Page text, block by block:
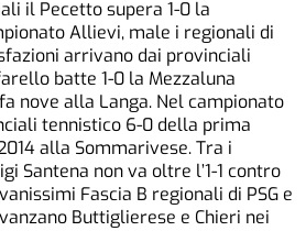
il Pecetto supera 1-0 la
Allievi, male i regionali di
arrivano dai provinciali
batte 1-0 la Mezzaluna
nove alla Langa. Nel campionato
tennistico 6-0 della prima
alla Sommarivese. Tra i
Santena non va oltre l’1-1 contro
Fascia B regionali di PSG e
Buttiglierese e Chieri nei